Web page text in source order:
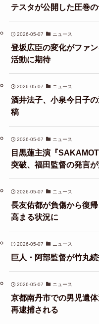
テスタが公開した圧巻
2026-05-07 ニュース
登坂広臣の変化がファ
活動に期待
2026-05-07 ニュース
酒井法子、小泉今日子
稿
2026-05-07 ニュース
目黒蓮主演『
突破、福田監督の発言
2026-05-07 ニュース
長友佑都が負傷から復
高まる状況に
2026-05-07 ニュース
巨人・阿部監督が竹丸
2026-05-07 ニュース
京都南丹市での男児遺
再逮捕される